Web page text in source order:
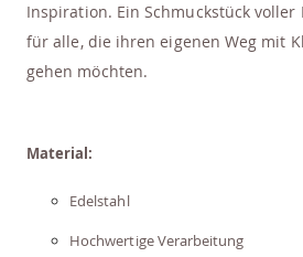
Inspiration. Ein Schmuckstück voller
für alle, die ihren eigenen Weg mit
gehen möchten.
Material:
Edelstahl
Hochwertige Verarbeitung